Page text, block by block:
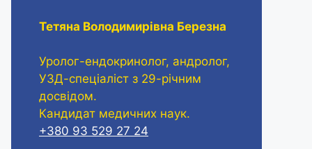
Тетяна Володимирівна Березна
Уролог-ендокринолог, андролог,
УЗД-спеціаліст з 29-річним
досвідом.
Кандидат медичних наук.
+380 93 529 27 24